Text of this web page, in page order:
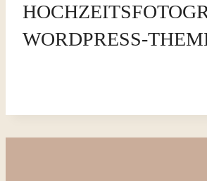
WORDPRESS-